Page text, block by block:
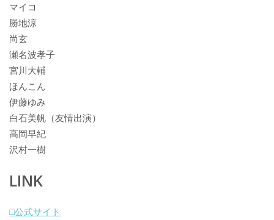
マイコ
勝地涼
尚玄
瀬名波孝子
宮川大輔
ほんこん
伊藤ゆみ
白石美帆（友情出演）
高岡早紀
沢村一樹
LINK
□公式サイト